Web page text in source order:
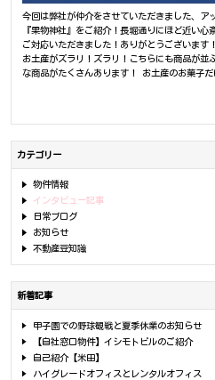
気軽にお問い合わせください！』『本日はお忙
【最後にVanillaの商品を一部ご紹介！】 商品
はご容赦ください。 【担当営業住居からお礼
りがとうございました！酒井様より今回はリー
ないとお話しを頂いており、最終的にご満足頂
かお店にお伺いさせて頂き、日本で取り扱っ
が全く知らなかったお話も聞けて楽しかったで
されておりましたので、お仕事の益々のご発
申し上げます。営業担当：住居インタビュアー
ちらこそです！』 【リリー女性クリニックの
日曜日も開院していることですね。』『当院
コンセプトとしており、通いやすいクリニック
そうですが、お待ちいただくお時間を最小限に
ます。』『もちろん予約は、来院される当日で
後にくすりを持って帰ることができるので、調
お受けいただきありがとうございました。』
月曜日は午前診のみ休診日：祝日、水曜日、月
ですね。開院は6月1日（木）からとなってます
ックさんだと感じました。皆様も是非、お悩み
さい。 【担当営業荒木からお礼の言葉】 この
た。先生とは何度も案内に行き、違う物件で決
り・・・と、紆余曲折でしたが最終的に素敵な
は毎回私に気を遣って頂き、もっと頑張らない
上手に気遣われて診察している先生が想像つき
会が少なくなり残念な思いですが、もし何か困
い！！！この度はありがとうございました。営
今回は弊社が仲介をさせていただきました、ア
『果物神社』をご紹介！長堀通りにほど近い
ご対応いただきました！ありがとうございます
お土産がズラリ！ズラリ！こちらにも商品が並ぶ予定と
な商品がたくさんあります！ お土産のお菓子
ます！こちらのパイナップルはピーチパイン
す！芯まで甘くオーナー様のオススメだそうで
ございました！メロンもございます！ こちら
無くその場で調理しているので濃厚さが違いま
したのはオープンから3日目、コロナも落ち着
ー様曰く、インバウンド向けだけではなく日本
な商品の仕入れやコンセプトにしたそうです！
張っていきたいそうです！こちらはインスタグ
書けるみたいなので、観光の記念にいかがでし
た！皆様も、心斎橋にお越しの際は是非お立ち
っこよくて、僕の自慢です！！！物件紹介させ
も、内装打合せさせて頂くときも、仲良くして
た！！商店街の物件をご契約させて頂いた経験
せて頂きました。お店の近くに寄った際は、必
カテゴリー
物件情報
インタビュー記事
日常ブログ
お知らせ
不動産豆知識
新着記事
甲子園での野球観戦と夏季休業のお知らせ
【自社窓口物件】イシモトビルのご紹介
自己紹介【米田】
ハイグレードオフィスとレンタルオフィス